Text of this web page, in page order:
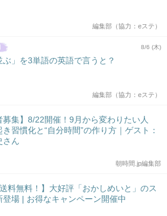
編集部（協力：eステ）
8/6 (木)
ぶ」を3単語の英語で言うと？
編集部（協力：eステ）
募集】8/22開催！9月から変わりたい人
習慣化と“自分時間”の作り方｜ゲスト：
さん
朝時間.jp編集部
送料無料！】大好評「おかしめいと」のス
登場 | お得なキャンペーン開催中